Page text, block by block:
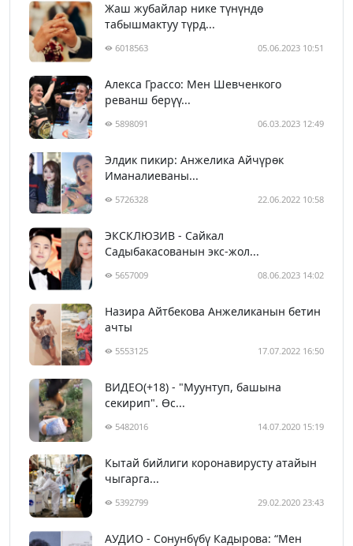
Жаш жубайлар нике түнүндө
табышмактуу түрд...
6018563 05.06.2023 10:51
Алекса Грассо: Мен Шевченкого
реванш берүү...
5898091 06.03.2023 12:49
Элдик пикир: Анжелика Айчүрөк
Иманалиеваны...
5726328 22.06.2022 10:58
ЭКСКЛЮЗИВ - Сайкал
Садыбакасованын экс-жол...
5657009 08.06.2023 14:02
Назира Айтбекова Анжеликанын бетин
ачты
5553125 17.07.2022 16:50
ВИДЕО(+18) - "Муунтуп, башына
секирип". Өс...
5482016 14.07.2020 15:19
Кытай бийлиги коронавирусту атайын
чыгарга...
5392799 29.02.2020 23:43
АУДИО - Сонунбүбү Кадырова: “Мен